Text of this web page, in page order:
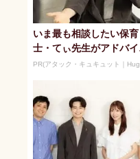
いま最も相談したい保育
士・てぃ先生がアドバイ
ス！ 子どもの“おてつだ